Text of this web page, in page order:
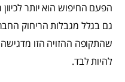
הפעם החיפוש הוא יותר
גם בגלל מגבלות הריחוק
שהתקופה ההזויה הזו
להיות לבד.